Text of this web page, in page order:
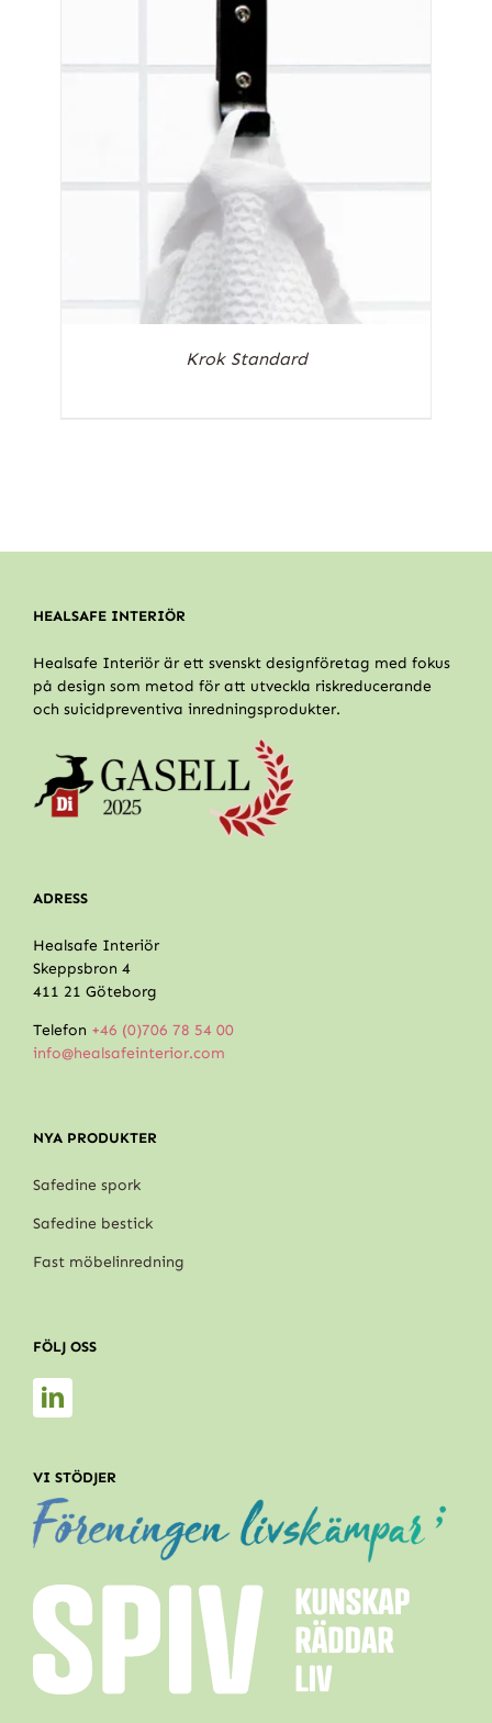
Krok Standard
HEALSAFE INTERIÖR
Healsafe Interiör är ett svenskt designföretag med fokus
på design som metod för att utveckla riskreducerande
och suicidpreventiva inredningsprodukter.
ADRESS
Healsafe Interiör
Skeppsbron 4
411 21 Göteborg
Telefon +46 (0)706 78 54 00
info@healsafeinterior.com
NYA PRODUKTER
Safedine spork
Safedine bestick
Fast möbelinredning
FÖLJ OSS
VI STÖDJER